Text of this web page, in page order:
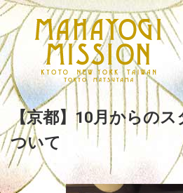
【京都】10月からの
ついて